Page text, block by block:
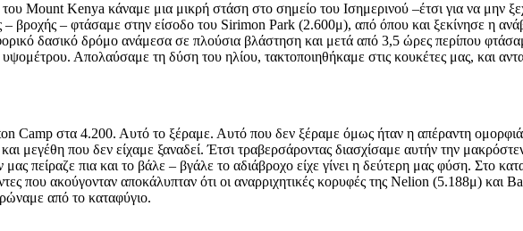
Mount Kenya κάναμε μια μικρή στάση στο σημείο του Ισημερινού –έτσι για να μην
βροχής – φτάσαμε στην είσοδο του Sirimon Park (2.600μ), από όπου και ξεκίνησε η
δασικό δρόμο ανάμεσα σε πλούσια βλάστηση και μετά από 3,5 ώρες περίπου
Απολαύσαμε τη δύση του ηλίου, τακτοποιηθήκαμε στις κουκέτες μας, και
Camp στα 4.200. Αυτό το ξέραμε. Αυτό που δεν ξέραμε όμως ήταν η απέραντη
μεγέθη που δεν είχαμε ξαναδεί. Έτσι τραβερσάροντας διασχίσαμε αυτήν την
πείραζε πια και το βάλε – βγάλε το αδιάβροχο είχε γίνει η δεύτερη μας φύση. Στο
που ακούγονταν αποκάλυπταν ότι οι αναρριχητικές κορυφές της Nelion (5.188μ)
από το καταφύγιο.